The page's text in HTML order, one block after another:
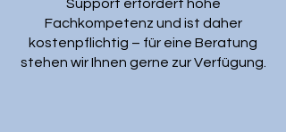
Support erfordert hohe
Fachkompetenz und ist daher
kostenpflichtig – für eine Beratung
stehen wir Ihnen gerne zur Verfügung.